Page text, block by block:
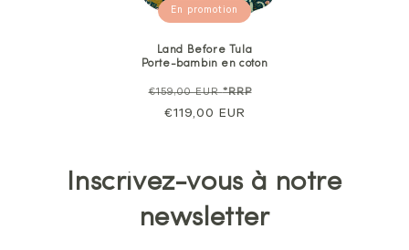
En promotion
Land Before Tula
Porte-bambin en coton
Prix
normal
€159,00 EUR*RRP
€119,00 EUR
Inscrivez-vous à notre
newsletter